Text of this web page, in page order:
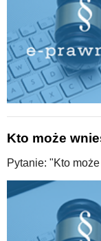
Kto może
Pytanie: "Kto